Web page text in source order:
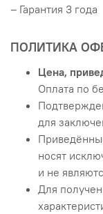
– Гарантия 3 года
ПОЛИТИКА
Цена,
Оплата по
для
носят
и не
Для